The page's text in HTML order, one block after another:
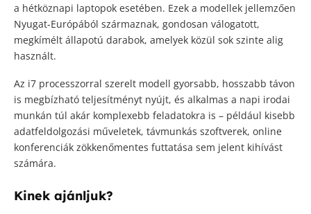
a hétköznapi laptopok esetében. Ezek a modellek jellemzően
Nyugat-Európából származnak, gondosan válogatott,
megkímélt állapotú darabok, amelyek közül sok szinte alig
használt.
Az i7 processzorral szerelt modell gyorsabb, hosszabb távon
is megbízható teljesítményt nyújt, és alkalmas a napi irodai
munkán túl akár komplexebb feladatokra is – például kisebb
adatfeldolgozási műveletek, távmunkás szoftverek, online
konferenciák zökkenőmentes futtatása sem jelent kihívást
számára.
Kinek ajánljuk?